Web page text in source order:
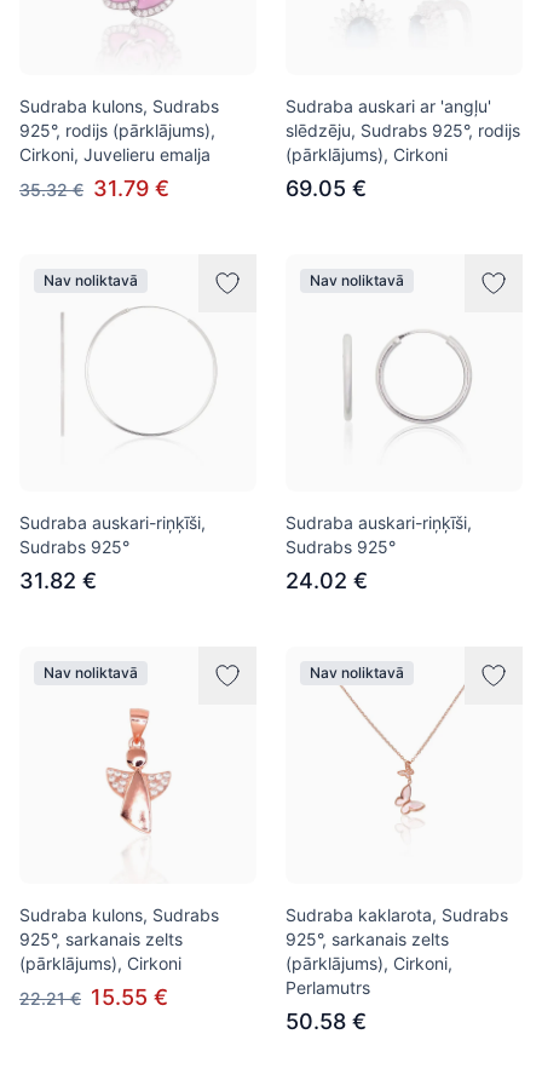
Sudraba kulons, Sudrabs
925°, rodijs (pārklājums),
Cirkoni, Juvelieru emalja
35.32 € 31.79 €
Sudraba auskari ar 'angļu'
slēdzēju, Sudrabs 925°, rodijs
(pārklājums), Cirkoni
69.05 €
Nav noliktavā
Sudraba auskari-riņķīši,
Sudrabs 925°
31.82 €
Nav noliktavā
Sudraba auskari-riņķīši,
Sudrabs 925°
24.02 €
Nav noliktavā
Sudraba kulons, Sudrabs
925°, sarkanais zelts
(pārklājums), Cirkoni
22.21 € 15.55 €
Nav noliktavā
Sudraba kaklarota, Sudrabs
925°, sarkanais zelts
(pārklājums), Cirkoni,
Perlamutrs
50.58 €